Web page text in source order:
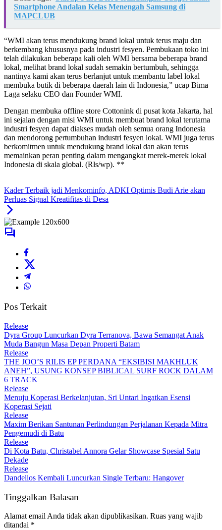
Smartphone Andalan Kelas Menengah Samsung di
MAPCLUB
“WMI akan terus mendukung brand lokal untuk terus maju dan
berkembang khususnya pada industri fesyen. Pembukaan toko ini
telah dilakukan beberapa kali oleh WMI bersama beberapa brand
lokal, melihat brand lokal sudah semakin bertumbuh, sehingga
nantinya kami akan terus berlanjut untuk membantu label lokal
membuka butik di beberapa daerah lain di Indonesia,” ucap Bima
Laga selaku CEO dan Founder WMI.
Dengan membuka offline store Cottonink di pusat kota Jakarta, hal
ini sejalan dengan misi WMI untuk membuat brand lokal terutama
industri fesyen dapat diakses mudah oleh semua orang Indonesia
dan mendorong pertumbuhan industri fesyen lokal. WMI juga terus
berkomitmen untuk mendukung brand lokal dan akan terus
memainkan peran penting dalam mengangkat merek-merek lokal
Indonesia di skala global. (Rls/wp). **
Kader Terbaik jadi Menkominfo, ADKI Optimis Budi Arie akan
Perluas Signal Kreatifitas di Desa
Pos Terkait
Release
Dyra Group Luncurkan Dyra Terranova, Bawa Semangat Anak
Muda Bangun Masa Depan Properti Batam
Release
THE JOO’S RILIS EP PERDANA “EKSIBISI MAKHLUK
ANEH”, USUNG KONSEP BIBLICAL SURF ROCK DALAM
6 TRACK
Release
Menuju Koperasi Berkelanjutan, Sri Untari Ingatkan Esensi
Koperasi Sejati
Release
Maxim Berikan Santunan Perlindungan Perjalanan Kepada Mitra
Pengemudi di Batu
Release
Di Kota Batu, Christabel Annora Gelar Showcase Spesial Satu
Dekade
Release
Dandelios Kembali Luncurkan Single Terbaru: Hangover
Tinggalkan Balasan
Alamat email Anda tidak akan dipublikasikan. Ruas yang wajib
ditandai *